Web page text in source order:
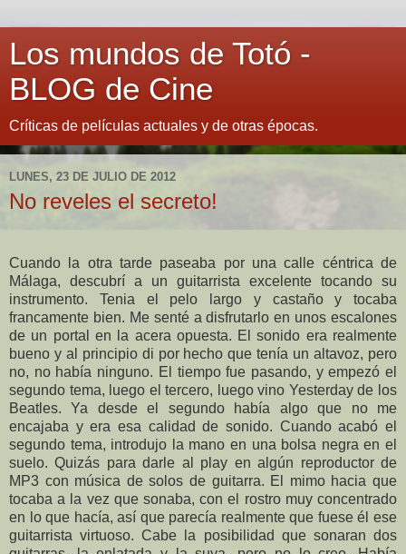
Los mundos de Totó -
BLOG de Cine
Críticas de películas actuales y de otras épocas.
LUNES, 23 DE JULIO DE 2012
No reveles el secreto!
Cuando la otra tarde paseaba por una calle céntrica de
Málaga, descubrí a un guitarrista excelente tocando su
instrumento. Tenia el pelo largo y castaño y tocaba
francamente bien. Me senté a disfrutarlo en unos escalones
de un portal en la acera opuesta. El sonido era realmente
bueno y al principio di por hecho que tenía un altavoz, pero
no, no había ninguno. El tiempo fue pasando, y empezó el
segundo tema, luego el tercero, luego vino Yesterday de los
Beatles. Ya desde el segundo había algo que no me
encajaba y era esa calidad de sonido. Cuando acabó el
segundo tema, introdujo la mano en una bolsa negra en el
suelo. Quizás para darle al play en algún reproductor de
MP3 con música de solos de guitarra. El mimo hacia que
tocaba a la vez que sonaba, con el rostro muy concentrado
en lo que hacía, así que parecía realmente que fuese él ese
guitarrista virtuoso. Cabe la posibilidad que sonaran dos